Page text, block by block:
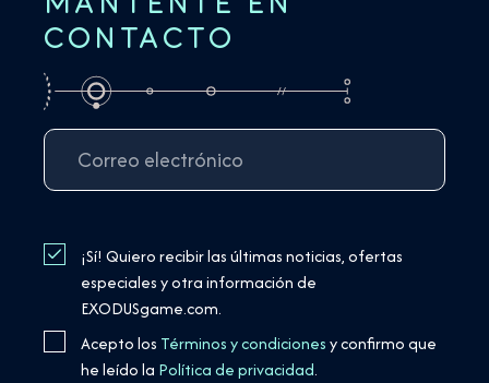
CONTACTO
¡Sí! Quiero recibir las últimas noticias, ofertas
especiales y otra información de
EXODUSgame.com.
Acepto los Términos y condicionesy confirmo que
he leído la Política de privacidad.